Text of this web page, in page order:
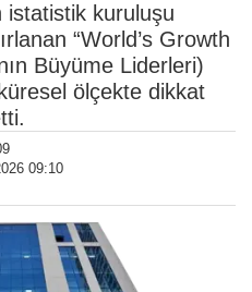
istatistik kuruluşu
“World’s Growth
Büyüme Liderleri)
ölçekte dikkat
09:10